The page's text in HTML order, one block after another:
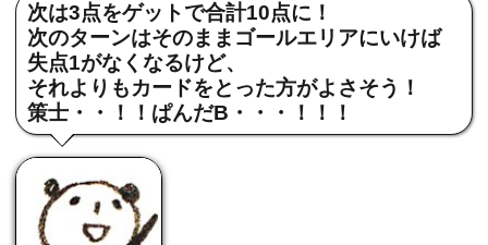
次は3点をゲットで合計10点に！
次のターンはそのままゴールエリアにいけば
失点1がなくなるけど、
それよりもカードをとった方がよさそう！
策士・・！！ぱんだB・・・！！！